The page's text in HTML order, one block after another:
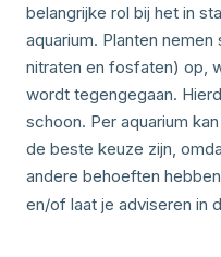
belangrijke rol bij het in
aquarium. Planten
nitraten en fosfaten) op,
wordt tegengegaan.
schoon. Per aquarium
de beste keuze zijn,
andere behoeften
en/of laat je adviseren in